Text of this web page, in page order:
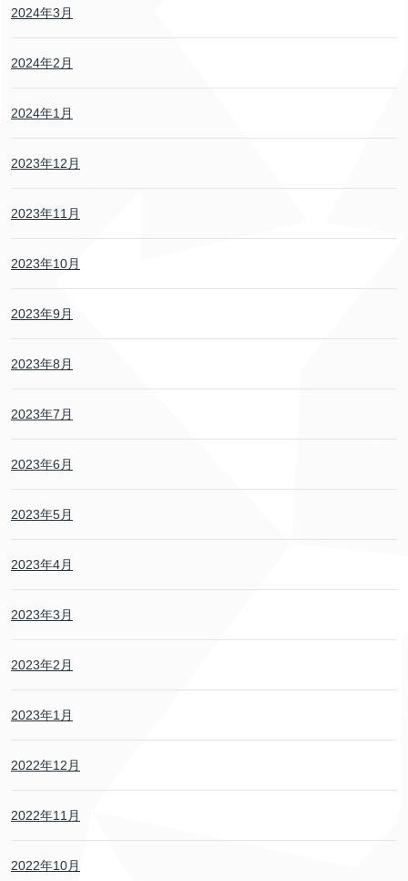
2024年3月
2024年2月
2024年1月
2023年12月
2023年11月
2023年10月
2023年9月
2023年8月
2023年7月
2023年6月
2023年5月
2023年4月
2023年3月
2023年2月
2023年1月
2022年12月
2022年11月
2022年10月